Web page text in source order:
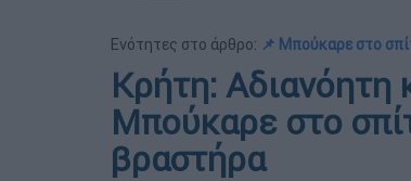
Ενότητες στο άρθρο: 📌 Μπούκαρε στο
Κρήτη: Αδιανόητη
Μπούκαρε στο
βραστήρα